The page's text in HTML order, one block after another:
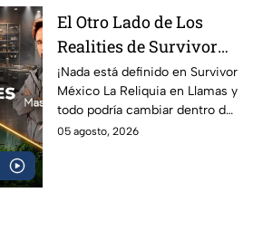
El Otro Lado de Los
Realities de Survivor
México La Reliquia en
Llamas del miércoles
05 de agosto
¡Nada está definido en Survivor
México La Reliquia en Llamas y
todo podría cambiar dentro de
las tribus!
05 agosto, 2026